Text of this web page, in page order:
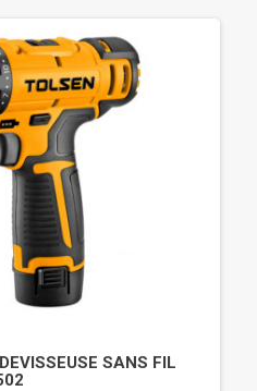
SANS FIL